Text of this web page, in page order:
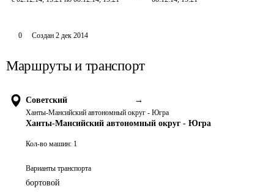
0 Создан 2 дек 2014
Маршруты и транспорт
Советский →
Ханты-Мансийский автономный округ - Югра
Ханты-Мансийский автономный округ - Югра
Кол-во машин: 1
Варианты транспорта
бортовой